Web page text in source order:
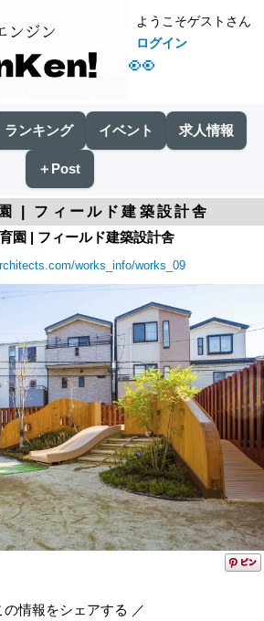
👀
ようこそゲストさん
ログイン
ランキング イベント 求人情報
＋Post
| フィールド建築設計舎
園 | フィールド建築設計舎
works_info/works_09
の情報をシェアする ／